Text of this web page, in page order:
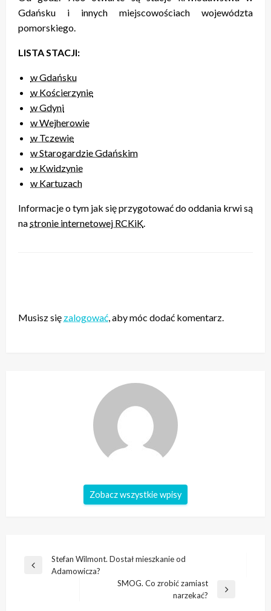
Gdańsku i innych miejscowościach województa
pomorskiego.
LISTA STACJI:
w Gdańsku
w Kościerzynie
w Gdyni
w Wejherowie
w Tczewie
w Starogardzie Gdańskim
w Kwidzynie
w Kartuzach
Informacje o tym jak się przygotować do oddania krwi są
nastronie internetowej RCKiK.
Musisz się zalogować, aby móc dodać komentarz.
Zobacz wszystkie wpisy
Nawigacja
wpisu
Poprzedni
Stefan Wilmont. Dostał mieszkanie od
Adamowicza?
SMOG. Co zrobić zamiast
narzekać?